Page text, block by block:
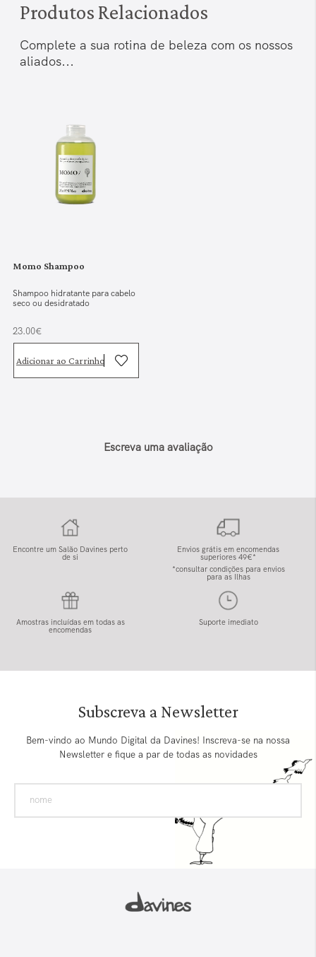
Produtos Relacionados
Complete a sua rotina de beleza com os nossos
aliados...
Momo Shampoo
Shampoo hidratante para cabelo
seco ou desidratado
23.00€
Adicionar ao Carrinho
Escreva uma avaliação
Encontre um Salão Davines perto
de si
Envios grátis em encomendas
superiores 49€*
*consultar condições para envios
para as Ilhas
Amostras incluídas em todas as
encomendas
Suporte imediato
Subscreva a Newsletter
Bem-vindo ao Mundo Digital da Davines! Inscreva-se na nossa
Newsletter e fique a par de todas as novidades